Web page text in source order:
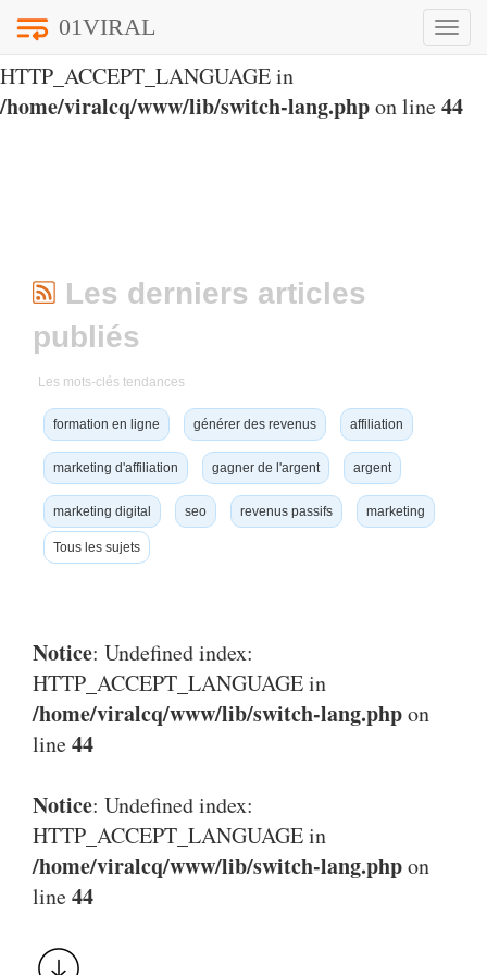
Notice
HTTP_ACCEPT_LANGUAGE in
/home/viralcq/www/lib/switch-lang.phpon line44
Toggle
01VIRAL
Les derniers articles
publiés
Les mots-clés tendances
formation en ligne générer des revenus affiliation
marketing d'affiliation gagner de l'argent argent
marketing digital seo revenus passifs marketing
Tous les sujets
Notice: Undefined index:
HTTP_ACCEPT_LANGUAGE in
/home/viralcq/www/lib/switch-lang.phpon
line44
Notice: Undefined index:
HTTP_ACCEPT_LANGUAGE in
/home/viralcq/www/lib/switch-lang.phpon
line44